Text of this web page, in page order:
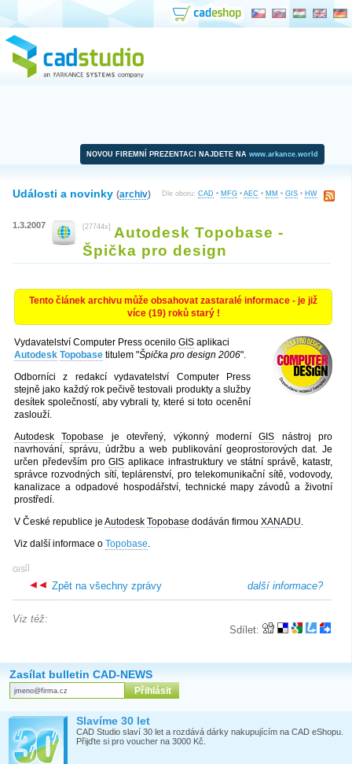
NOVOU FIREMNÍ PREZENTACI NAJDETE NA www.arkance.world
Dle oboru: CAD • MFG • AEC • MM • GIS • HW
Události a novinky (archiv)
1.3.2007 [27744x]
Autodesk Topobase -
Špička pro design
Tento článek archivu může obsahovat zastaralé informace - je již
více (19) roků starý !
Vydavatelství Computer Press ocenilo GIS aplikaci
Autodesk Topobase titulem "Špička pro design 2006".
Odborníci z redakcí vydavatelství Computer Press
stejně jako každý rok pečivě testovali produkty a služby
desítek společností, aby vybrali ty, které si toto ocenění
zaslouží.
Autodesk
Topobase je otevřený, výkonný moderníGIS nástroj pro
navrhování, správu, údržbu a web publikování geoprostorových dat. Je
určen především proGIS aplikace infrastruktury ve státní správě, katastr,
správce rozvodných sítí, teplárenství, pro telekomunikační sítě, vodovody,
kanalizace a odpadové hospodářství, technické mapy závodů a životní
prostředí.
V České republice je Autodesk Topobase dodáván firmou XANADU.
Viz další informace o Topobase.
[
GIS ]
další informace?
Zpět na všechny zprávy
Sdílet:
Viz též:
Zasílat bulletin CAD-NEWS
Slavíme 30 let
CAD Studio slaví 30 let a rozdává dárky nakupujícím na CAD eShopu.
Přijďte si pro voucher na 3000 Kč.